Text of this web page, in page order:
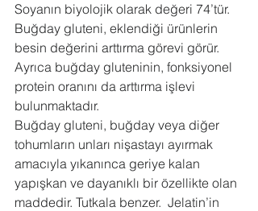
Soyanın biyolojik olarak değeri 74’tür.
Buğday gluteni, eklendiği ürünlerin
besin değerini arttırma görevi görür.
Ayrıca buğday gluteninin, fonksiyonel
protein oranını da arttırma işlevi
bulunmaktadır.
Buğday gluteni, buğday veya diğer
tohumların unları nişastayı ayırmak
amacıyla yıkanınca geriye kalan
yapışkan ve dayanıklı bir özellikte olan
maddedir. Tutkala benzer.  Jelatin’in